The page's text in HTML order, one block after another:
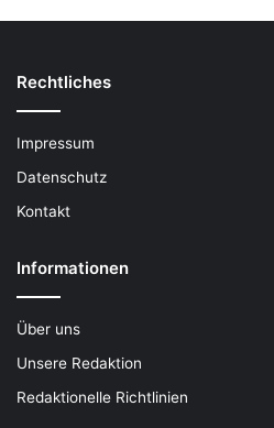
Rechtliches
Impressum
Datenschutz
Kontakt
Informationen
Über uns
Unsere Redaktion
Redaktionelle Richtlinien